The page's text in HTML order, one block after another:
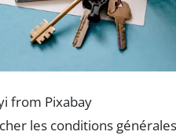
from Pixabay
les conditions